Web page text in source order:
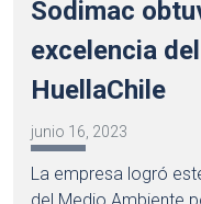
Sodimac
excelencia
HuellaChile
junio 16, 2023
La empresa logró